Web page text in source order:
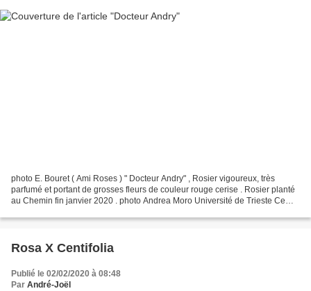
photo E. Bouret ( Ami Roses ) " Docteur Andry" , Rosier vigoureux, très
parfumé et portant de grosses fleurs de couleur rouge cerise . Rosier planté
au Chemin fin janvier 2020 . photo Andrea Moro Université de Trieste Ce
Rosa X Centifolia
Publié le 02/02/2020 à 08:48
Par André-Joël